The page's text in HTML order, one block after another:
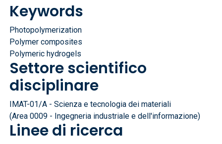
Keywords
Photopolymerization
Polymer composites
Polymeric hydrogels
Settore scientifico
disciplinare
IMAT-01/A - Scienza e tecnologia dei materiali
(Area 0009 - Ingegneria industriale e dell'informazione)
Linee di ricerca